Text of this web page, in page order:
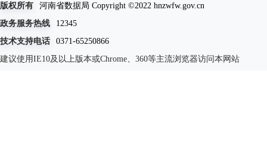
版权所有
河南省数据局 Copyright ©2022 hnzwfw.gov.cn
政务服务热线
12345
技术支持电话
0371-65250866
建议使用IE10及以上版本或Chrome、360等主流浏览器访问本网站